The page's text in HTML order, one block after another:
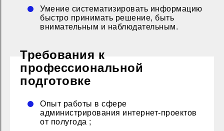
Умение систематизировать информацию
быстро принимать решение, быть
внимательным и наблюдательным.
Требования к
профессиональной
подготовке
Опыт работы в сфере
администрирования интернет-проектов
от полугода ;